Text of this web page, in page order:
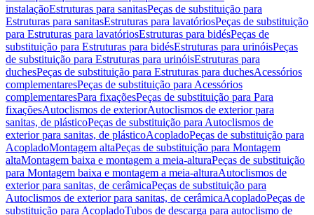
instalaçãoEstruturas para sanitasPeças de substituição para
Estruturas para sanitasEstruturas para lavatóriosPeças de substituição
para Estruturas para lavatóriosEstruturas para bidésPeças de
substituição para Estruturas para bidésEstruturas para urinóisPeças
de substituição para Estruturas para urinóisEstruturas para
duchesPeças de substituição para Estruturas para duchesAcessórios
complementaresPeças de substituição para Acessórios
complementaresPara fixaçõesPeças de substituição para Para
fixaçõesAutoclismos de exteriorAutoclismos de exterior para
sanitas, de plásticoPeças de substituição para Autoclismos de
exterior para sanitas, de plásticoAcopladoPeças de substituição para
AcopladoMontagem altaPeças de substituição para Montagem
altaMontagem baixa e montagem a meia-alturaPeças de substituição
para Montagem baixa e montagem a meia-alturaAutoclismos de
exterior para sanitas, de cerâmicaPeças de substituição para
Autoclismos de exterior para sanitas, de cerâmicaAcopladoPeças de
substituição para AcopladoTubos de descarga para autoclismo de